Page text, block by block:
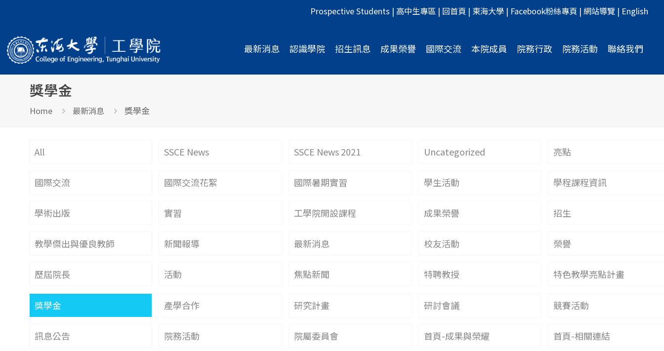
Prospective Students | 高中生專區 | 回首頁 | 東海大學 | Facebook粉絲專頁 | 網站導覽 | English
最新消息 認識學院 招生訊息 成果榮譽 國際交流 本院成員 院務行政 院務活動 聯絡我們
獎學金
Home 最新消息 獎學金
All SSCE News SSCE News 2021 Uncategorized 亮點
國際交流 國際交流花絮 國際暑期實習 學生活動 學程課程資訊
學術出版 實習 工學院開設課程 成果榮譽 招生
教學傑出與優良教師 新聞報導 最新消息 校友活動 榮譽
歷屆院長 活動 焦點新聞 特聘教授 特色教學亮點計畫
獎學金 產學合作 研究計畫 研討會議 競賽活動
訊息公告 院務活動 院屬委員會 首頁-成果與榮耀 首頁-相關連結